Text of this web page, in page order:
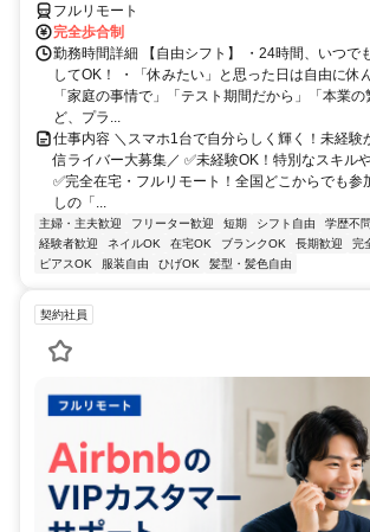
フルリモート
完全歩合制
勤務時間詳細 【自由シフト】 ・24時間、いつで
してOK！ ・「休みたい」と思った日は自由に休
「家庭の事情で」「テスト期間だから」「本業
ど、プラ...
仕事内容 ＼スマホ1台で自分らしく輝く！未経験
信ライバー大募集／ ✅未経験OK！特別なスキル
✅完全在宅・フルリモート！全国どこからでも参
しの「...
主婦・主夫歓迎 フリーター歓迎 短期 シフト自由 学歴不問
経験者歓迎
ネイルOK 在宅OK ブランクOK 長期歓迎 完
ピアスOK
服装自由 ひげOK 髪型・髪色自由
契約社員